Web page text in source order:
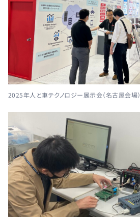
2025年人と車テクノロジー展示会（名古屋会場）